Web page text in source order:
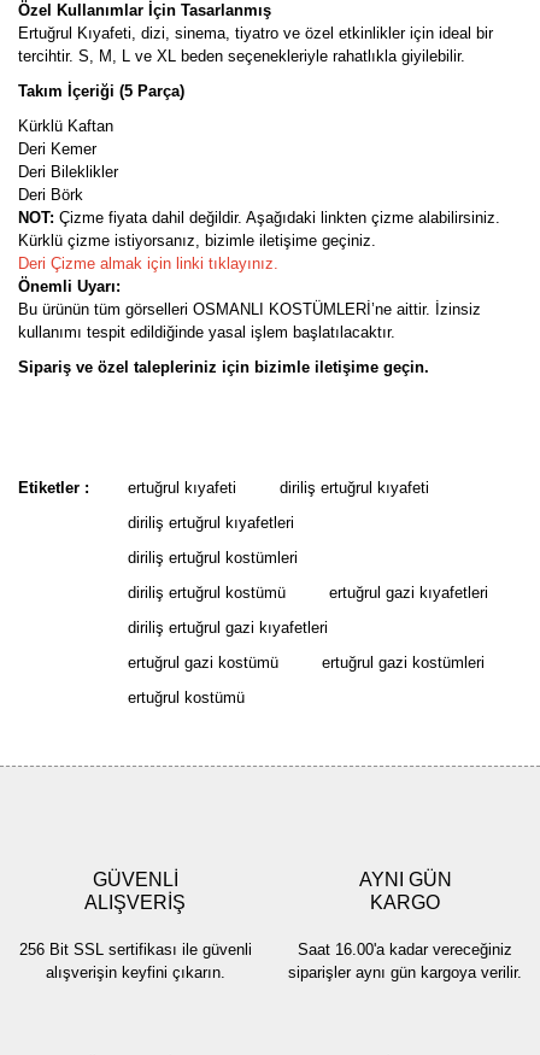
Özel Kullanımlar İçin Tasarlanmış
Ertuğrul Kıyafeti, dizi, sinema, tiyatro ve özel etkinlikler için ideal bir
tercihtir. S, M, L ve XL beden seçenekleriyle rahatlıkla giyilebilir.
Takım İçeriği (5 Parça)
Kürklü Kaftan
Deri Kemer
Deri Bileklikler
Deri Börk
NOT: Çizme fiyata dahil değildir. Aşağıdaki linkten çizme alabilirsiniz.
Kürklü çizme istiyorsanız, bizimle iletişime geçiniz.
Deri Çizme almak için linki tıklayınız.
Önemli Uyarı:
Bu ürünün tüm görselleri OSMANLI KOSTÜMLERİ’ne aittir. İzinsiz
kullanımı tespit edildiğinde yasal işlem başlatılacaktır.
Sipariş ve özel talepleriniz için bizimle iletişime geçin.
Bu ürüne ilk yorumu siz yapın!
Yorum Yaz
tarafımıza iletebilirsiniz.
Ürün resmi kalitesiz, bozuk veya görüntülenemiyor.
Ürün açıklamasında eksik bilgiler bulunuyor.
Ürün bilgilerinde hatalar bulunuyor.
Ürün fiyatı diğer sitelerden daha pahalı.
Bu ürüne benzer farklı alternatifler olmalı.
Etiketler : ertuğrul kıyafeti
diriliş ertuğrul kıyafeti
diriliş ertuğrul kıyafetleri
diriliş ertuğrul kostümleri
diriliş ertuğrul kostümü
ertuğrul gazi kıyafetleri
diriliş ertuğrul gazi kıyafetleri
ertuğrul gazi kostümü
ertuğrul gazi kostümleri
ertuğrul kostümü
GÜVENLİ
ALIŞVERİŞ
256 Bit SSL sertifikası ile güvenli
alışverişin keyfini çıkarın.
AYNI GÜN
KARGO
Saat 16.00'a kadar vereceğiniz
siparişler aynı gün kargoya verilir.